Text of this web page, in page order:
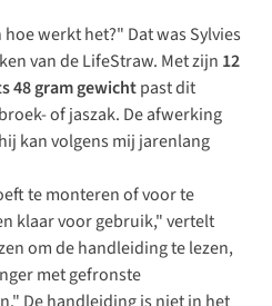
werkt het?" Dat was Sylvies
van de LifeStraw. Met zijn 12
48 gram gewichtpast dit
of jaszak. De afwerking
kan volgens mij jarenlang
te monteren of voor te
klaar voor gebruik," vertelt
om de handleiding te lezen,
met gefronste